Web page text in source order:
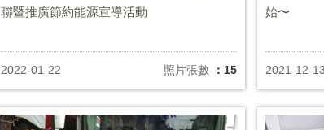
聯暨推廣節約能源宣導活動
2022-01-22 照片張數 ：15
始〜
2021-12-13